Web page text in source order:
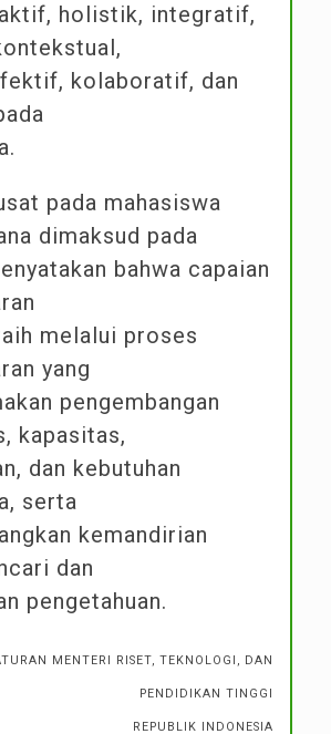
holistik, integratif,
kolaboratif, dan
pada mahasiswa
dimaksud pada
bahwa capaian
melalui proses
yang
pengembangan
kapasitas,
dan kebutuhan
serta
kemandirian
dan
pengetahuan.
MENTERI RISET, TEKNOLOGI, DAN
PENDIDIKAN TINGGI
REPUBLIK INDONESIA